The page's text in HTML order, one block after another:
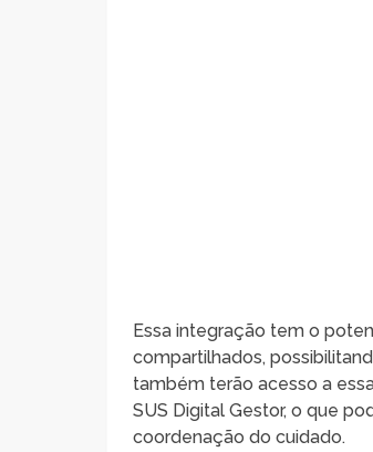
Essa integração tem o
compartilhados,
também terão acesso a
SUS Digital Gestor, o que
coordenação do cuidado.